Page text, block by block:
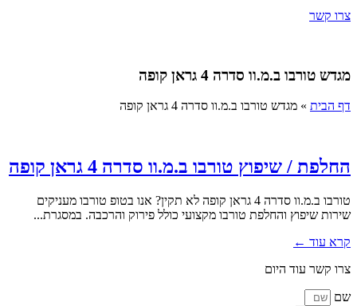
צרו קשר
מגדש טורבו ב.מ.וו סדרה 4 גראן קופה
דף הבית » מגדש טורבו ב.מ.וו סדרה 4 גראן קופה
החלפת / שיפוץ טורבו ב.מ.וו סדרה 4 גראן קופה
טורבו ב.מ.וו סדרה 4 גראן קופה לא תקין? אנו בטופ טורבו מעניקים
שירות שיפוץ והחלפת טורבו מקצועי כולל פירוק והרכבה. במסגרת...
קרא עוד ←
צרו קשר עוד היום
שם